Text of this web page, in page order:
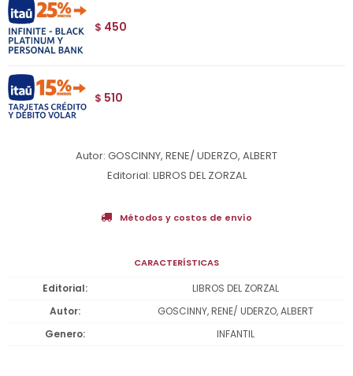
$ 450
$ 510
Autor: GOSCINNY, RENE/ UDERZO, ALBERT
Editorial: LIBROS DEL ZORZAL
Métodos y costos de envío
CARACTERÍSTICAS
Editorial
LIBROS DEL ZORZAL
Autor
GOSCINNY, RENE/ UDERZO, ALBERT
Genero
INFANTIL